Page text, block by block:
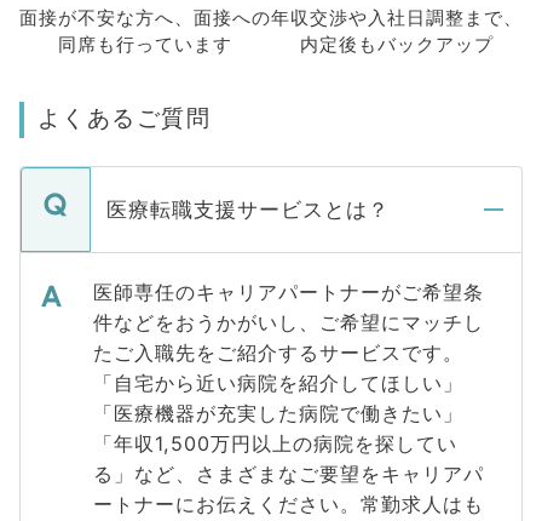
面接が不安な方へ、 面接への
同席も行っています
年収交渉や入社日調整まで、
内定後もバックアップ
よくあるご質問
医療転職支援サービスとは？
医師専任のキャリアパートナーがご希望条
件などをおうかがいし、ご希望にマッチし
たご入職先をご紹介するサービスです。
「自宅から近い病院を紹介してほしい」
「医療機器が充実した病院で働きたい」
「年収1,500万円以上の病院を探してい
る」など、さまざまなご要望をキャリアパ
ートナーにお伝えください。常勤求人はも